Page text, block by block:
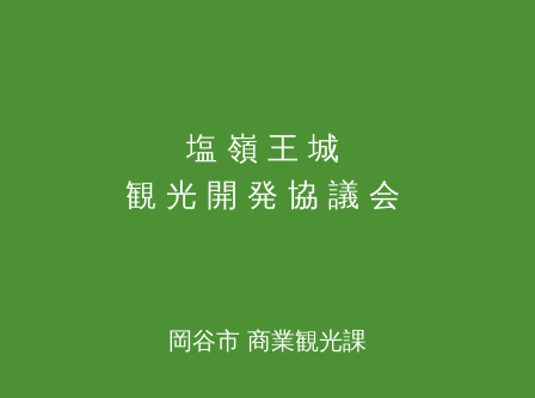
塩嶺王城
観光開発協議会
岡谷市 商業観光課